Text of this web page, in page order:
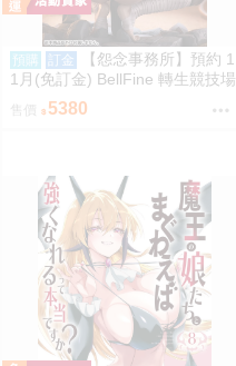
預購 訂金
【怨念事務所】預約 1
1月(免訂金) BellFine 轉生競技場
瑪爾 巴洛克 1/6 0830
售價 5380